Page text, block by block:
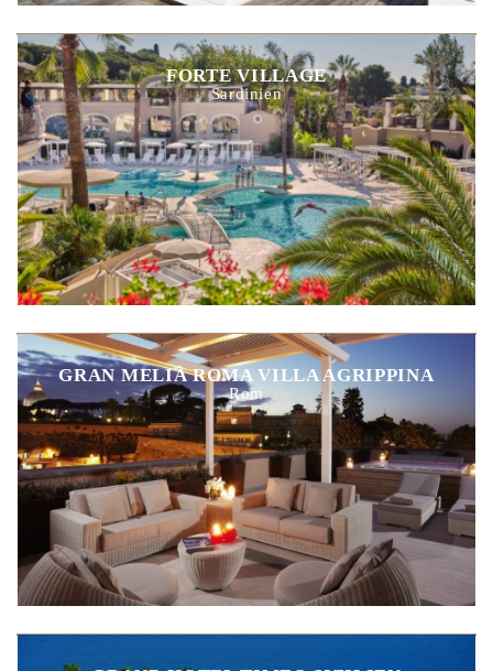
FORTE VILLAGE
Sardinien
GRAN MELIÀ ROMA VILLA AGRIPPINA
Rom